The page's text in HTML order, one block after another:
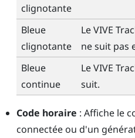
clignotante
Bleue
clignotante
LeVIVE
ne suit pas
Bleue
continue
LeVIVE
suit.
Code horaire : Affiche le
connectée ou d'un